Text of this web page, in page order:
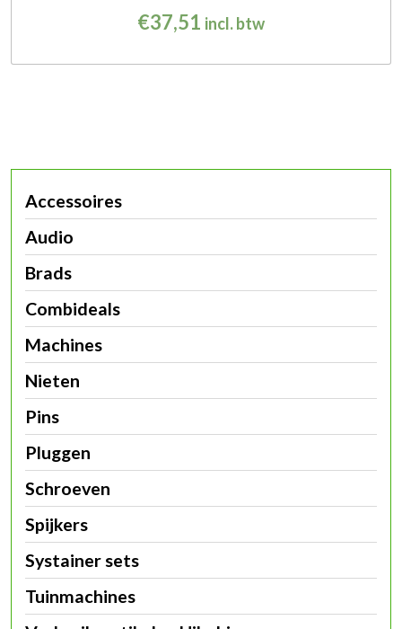
€37,51 incl. btw
Accessoires
Audio
Brads
Combideals
Machines
Nieten
Pins
Pluggen
Schroeven
Spijkers
Systainer sets
Tuinmachines